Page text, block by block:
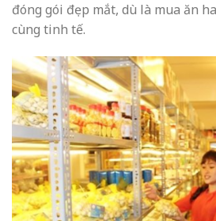
đóng gói đẹp mắt, dù là mua ăn
cùng tinh tế.